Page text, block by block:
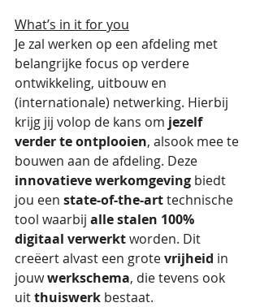
What’s in it for you
Je zal werken op een afdeling met
belangrijke focus op verdere
ontwikkeling, uitbouw en
(internationale) netwerking. Hierbij
krijg jij volop de kans om jezelf
verder te ontplooien, alsook mee te
bouwen aan de afdeling. Deze
innovatieve werkomgeving biedt
jou een state-of-the-art technische
tool waarbij alle stalen 100%
digitaal verwerkt worden. Dit
creëert alvast een grote vrijheid in
jouw werkschema, die tevens ook
uit thuiswerk bestaat.